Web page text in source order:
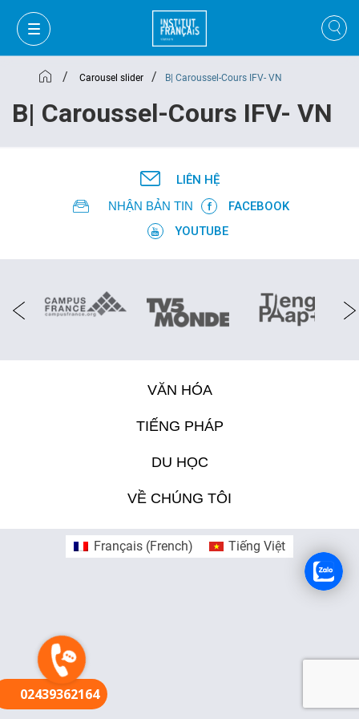
GIỎ HÀNG ĐĂNG NHẬP
/ Carousel slider / B| Caroussel-Cours IFV- VN
B| Caroussel-Cours IFV- VN
LIÊN HỆ
NHẬN BẢN TIN
FACEBOOK
YOUTUBE
VĂN HÓA
TIẾNG PHÁP
DU HỌC
VỀ CHÚNG TÔI
Français(French) Tiếng Việt
02439362164